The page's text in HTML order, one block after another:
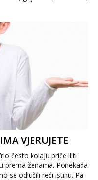
VJERUJETE
često kolaju priče iliti
prema ženama. Ponekada
se odlučili reći istinu. Pa